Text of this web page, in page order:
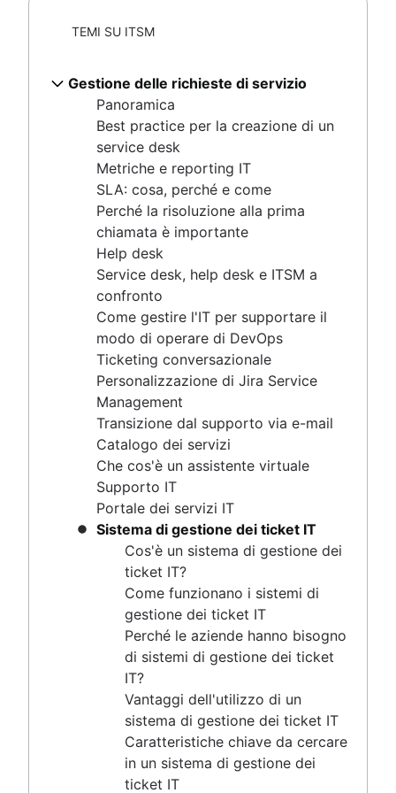
Automazione delle risorse umane
Governance dei dati
Modello di erogazione del servizio per le
risorse umane
Gestione delle conoscenze delle risorse
umane
Automazione del flusso di lavoro delle
Risorse umane
SLA: cosa, perché e come
importante
Help desk
Service desk, help desk e ITSM a confronto
Come gestire l'IT per supportare il modo di
operare di DevOps
Ticketing conversazionale
Personalizzazione di Jira Service Management
Transizione dal supporto via e-mail
Catalogo dei servizi
Che cos'è un assistente virtuale
Supporto IT
Portale dei servizi IT
Sistema di gestione dei ticket IT
Cos'è un sistema di gestione dei ticket IT?
Come funzionano i sistemi di gestione dei
ticket IT
Perché le aziende hanno bisogno di sistemi di
gestione dei ticket IT?
Vantaggi dell'utilizzo di un sistema di gestione
dei ticket IT
Caratteristiche chiave da cercare in un sistema
di gestione dei ticket IT
Best practice per la gestione dei ticket IT
Sistemi di gestione dei ticket IT e ITSM
Service request process
Gestione delle risorse IT
Panoramica
Database di gestione della configurazione
Gestione della configurazione e gestione delle
risorse a confronto
Best practice per la gestione delle risorse software
Gestione degli imprevisti
Panoramica
Gestione della continuità dei servizi IT
Comunicazione degli imprevisti
Panoramica
Panoramica
TEMI SU ITSM
Gestione delle richieste di servizio
Panoramica
Best practice per la creazione di un
service desk
Metriche e reporting IT
SLA: cosa, perché e come
Perché la risoluzione alla prima
chiamata è importante
Help desk
Service desk, help desk e ITSM a
confronto
Come gestire l'IT per supportare il
modo di operare di DevOps
Ticketing conversazionale
Personalizzazione di Jira Service
Management
Transizione dal supporto via e-mail
Catalogo dei servizi
Che cos'è un assistente virtuale
Supporto IT
Portale dei servizi IT
Sistema di gestione dei ticket IT
Cos'è un sistema di gestione dei
ticket IT?
Come funzionano i sistemi di
gestione dei ticket IT
Perché le aziende hanno bisogno
di sistemi di gestione dei ticket
IT?
Vantaggi dell'utilizzo di un
sistema di gestione dei ticket IT
Caratteristiche chiave da cercare
in un sistema di gestione dei
ticket IT